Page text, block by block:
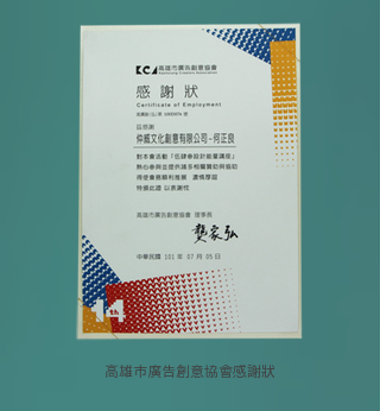
高雄市廣告創意協會感謝狀